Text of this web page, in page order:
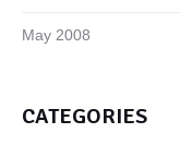
May 2008
CATEGORIES